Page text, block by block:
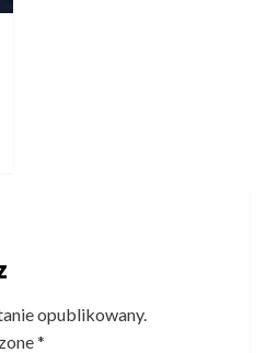
opublikowany.
*